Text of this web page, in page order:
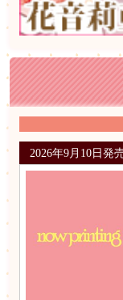
2026年9月10日発